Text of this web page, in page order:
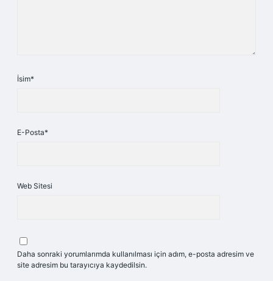
İsim*
E-Posta*
Web Sitesi
Daha sonraki yorumlarımda kullanılması için adım, e-posta adresim ve
site adresim bu tarayıcıya kaydedilsin.